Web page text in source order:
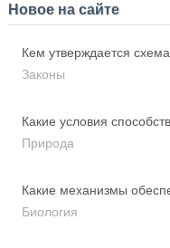
Новое на сайте
Кем утверждается
Законы
Какие условия
Природа
Какие механизмы
Биология